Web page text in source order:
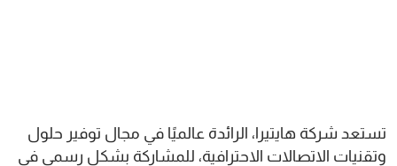
تستعد شركة هايتيرا، الرائدة عالميًا في مجال توفير حلول
وتقنيات الاتصالات الاحترافية، للمشاركة بشكل رسمي في